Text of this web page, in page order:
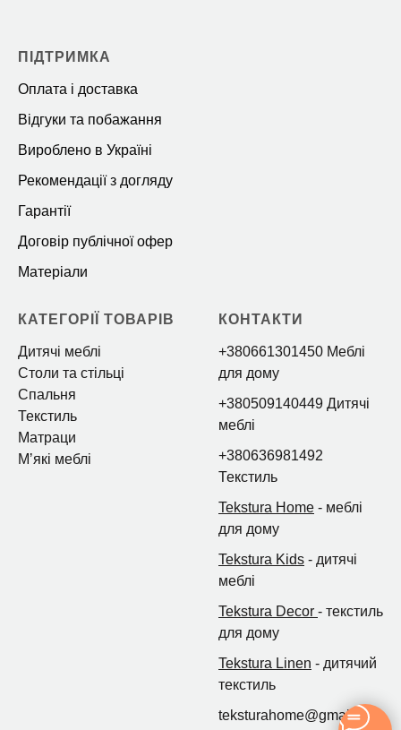
ПІДТРИМКА
Оплата і доставка
Відгуки та побажання
Вироблено в Україні
Рекомендації з догляду
Гарантії
Договір публічної офер
Матеріали
КАТЕГОРІЇ ТОВАРІВ
Дитячі меблі
Столи та стільці
Спальня
Текстиль
Матраци
Мʼякі меблі
КОНТАКТИ
+380661301450 Меблі
для дому
+380509140449 Дитячі
меблі
+380636981492
Текстиль
Tekstura Home - меблі
для дому
Tekstura Kids - дитячі
меблі
Tekstura Decor - текстиль
для дому
Tekstura Linen - дитячий
текстиль
teksturahome@gmail.com